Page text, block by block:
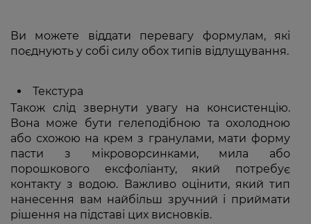
Ви можете віддати перевагу формулам, які
поєднують у собі силу обох типів відлущування.
Текстура
Також слід звернути увагу на консистенцію.
Вона може бути гелеподібною та охолодною
або схожою на крем з гранулами, мати форму
пасти з мікроворсинками, мила або
порошкового ексфоліанту, який потребує
контакту з водою. Важливо оцінити, який тип
нанесення вам найбільш зручний і приймати
рішення на підставі цих висновків.